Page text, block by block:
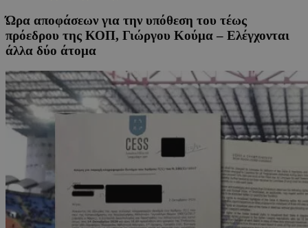
Ώρα αποφάσεων για την υπόθεση του τέως
πρόεδρου της ΚΟΠ, Γιώργου Κούμα – Ελέγχονται
άλλα δύο άτομα